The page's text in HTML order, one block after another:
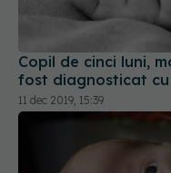
Copil de cinci luni,
fost diagnosticat
11 dec 2019, 15:39